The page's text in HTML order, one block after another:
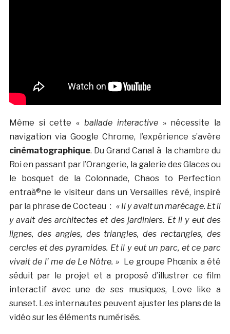
Même si cette « ballade interactive» nécessite la
navigation via Google Chrome, l’expérience s’avère
cinématographique. Du Grand Canal à la chambre du
Roi en passant par l’Orangerie, la galerie des Glaces ou
le bosquet de la Colonnade, Chaos to Perfection
entraà®ne le visiteur dans un Versailles rêvé, inspiré
par la phrase de Cocteau : « Il y avait un marécage. Et il
y avait des architectes et des jardiniers. Et il y eut des
lignes, des angles, des triangles, des rectangles, des
cercles et des pyramides. Et il y eut un parc, et ce parc
vivait de l’ me de Le Nôtre. » Le groupe Phœnix a été
séduit par le projet et a proposé d’illustrer ce film
interactif avec une de ses musiques, Love like a
sunset. Les internautes peuvent ajuster les plans de la
vidéo sur les éléments numérisés.